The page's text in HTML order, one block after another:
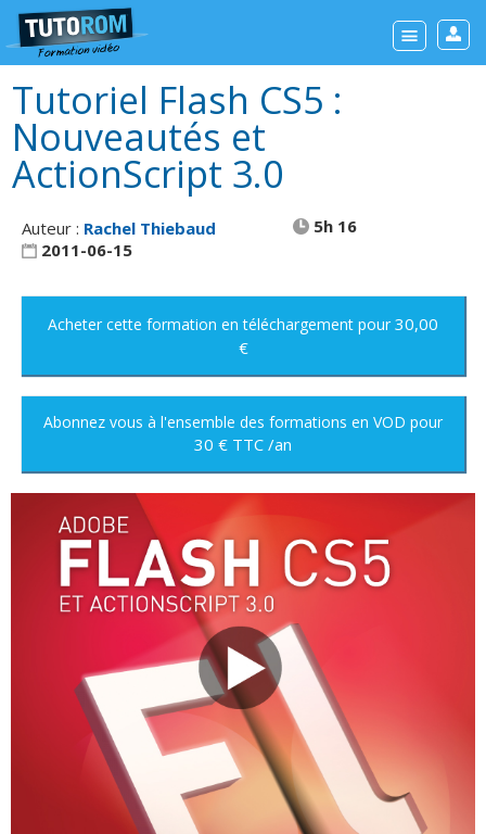
Tutoriel Flash CS5 :
Nouveautés et
ActionScript 3.0
Auteur : Rachel Thiebaud
5h 16
2011-06-15
Acheter cette formation en téléchargement pour 30,00
€
Abonnez vous à l'ensemble des formations en VOD pour
30 € TTC /an